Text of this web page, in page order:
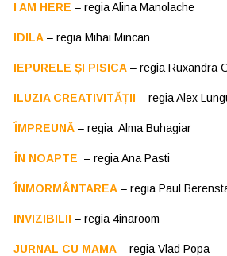
I AM HERE – regia Alina Manolache
IDILA – regia Mihai Mincan
IEPURELE ȘI PISICA – regia Ruxandra
ILUZIA CREATIVITĂȚII – regia Alex
ÎMPREUNĂ – regia Alma Buhagiar
ÎN NOAPTE – regia Ana Pasti
ÎNMORMÂNTAREA – regia Paul
INVIZIBILII – regia 4inaroom
JURNAL CU MAMA – regia Vlad Popa